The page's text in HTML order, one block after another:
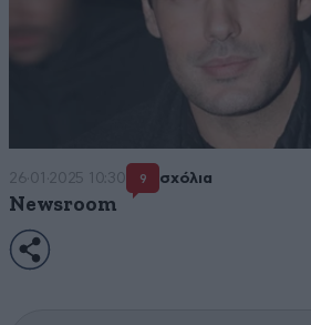
26·01·2025 10:30 9 σχόλια
Newsroom